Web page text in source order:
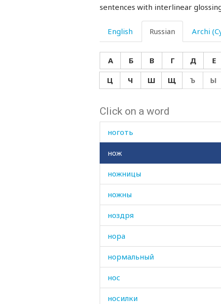
sentences with interlinear
English Russian Archi
А Б В Г Д Е
Ц
Ч Ш Щ Ъ Ы
Click on a word
новость
новый
ногаец
ногайка
ногайский
ноготь
нож
ножницы
ножны
ноздря
нора
нормальный
нос
носилки